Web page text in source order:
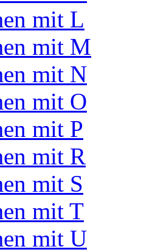
mit L
mit M
mit N
mit O
mit P
mit R
mit S
mit T
mit U